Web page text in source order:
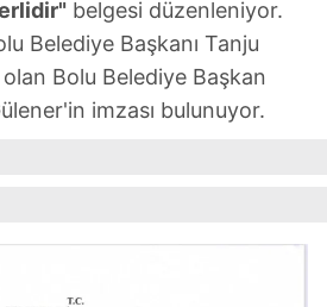
vasıtasıyla çeşitli kişisel
gerekli olan çerezler bilgi
amacıyla
çerezler, sitemizin daha işlevsel
aşağıda yer alan panel
Çerezlere ilişkin detaylı bilgi
belgesi düzenleniyor.
Belediye Başkanı Tanju
olan Bolu Belediye Başkan
imzası bulunuyor.